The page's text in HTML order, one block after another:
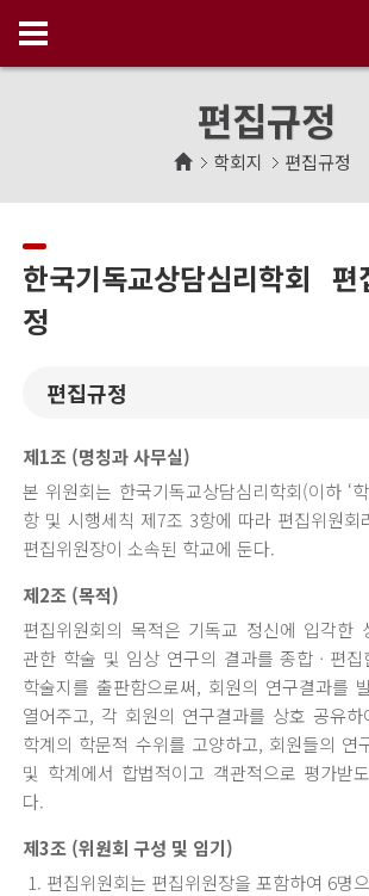
편집규정
학회지 편집규정
한국기독교상담심리학회
정
편집규정
제1조 (명칭과 사무실)
본 위원회는 한국기독교상담심리학회(이하 ‘
항 및 시행세칙 제7조 3항에 따라 편집위원회
편집위원장이 소속된 학교에 둔다.
제2조 (목적)
편집위원회의 목적은 기독교 정신에 입각한
관한 학술 및 임상 연구의 결과를 종합ㆍ편
학술지를 출판함으로써, 회원의 연구결과를
열어주고, 각 회원의 연구결과를 상호 공유
학계의 학문적 수위를 고양하고, 회원들의 연
및 학계에서 합법적이고 객관적으로 평가받
다.
제3조 (위원회 구성 및 임기)
편집위원회는 편집위원장을 포함하여 6명